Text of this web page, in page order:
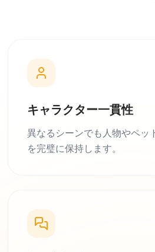
キャラクター一貫性
異なるシーンでも人物やペッ
を完璧に保持します。